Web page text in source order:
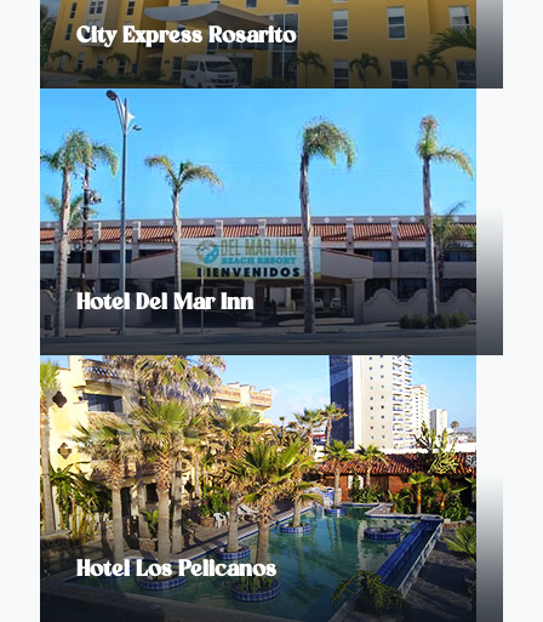
City Express Rosarito
Hotel Del Mar Inn
Hotel Los Pelicanos